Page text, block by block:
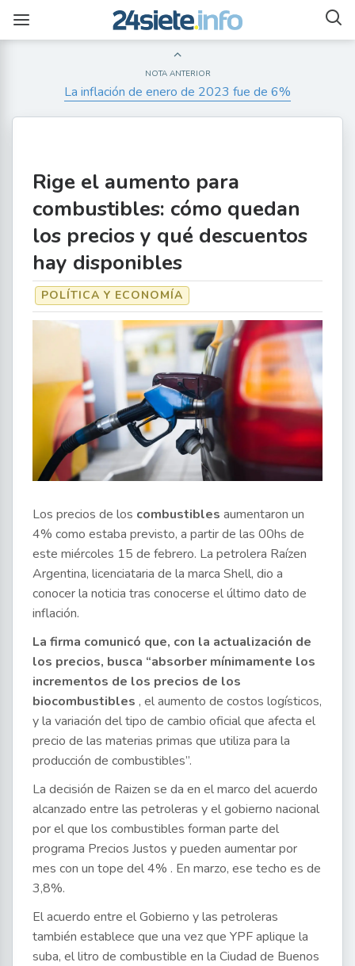
NOTA ANTERIOR
La inflación de enero de 2023 fue de 6%
Rige el aumento para
combustibles: cómo quedan
los precios y qué descuentos
hay disponibles
POLÍTICA Y ECONOMÍA
Los precios de los combustibles aumentaron un
4% como estaba previsto, a partir de las 00hs de
este miércoles 15 de febrero. La petrolera Raízen
Argentina, licenciataria de la marca Shell, dio a
conocer la noticia tras conocerse el último dato de
inflación.
La firma comunicó que, con la actualización de
los precios, busca “absorber mínimamente los
incrementos de los precios de los
biocombustibles , el aumento de costos logísticos,
y la variación del tipo de cambio oficial que afecta el
precio de las materias primas que utiliza para la
producción de combustibles”.
La decisión de Raizen se da en el marco del acuerdo
alcanzado entre las petroleras y el gobierno nacional
por el que los combustibles forman parte del
programa Precios Justos y pueden aumentar por
mes con un tope del 4% . En marzo, ese techo es de
3,8%.
El acuerdo entre el Gobierno y las petroleras
también establece que una vez que YPF aplique la
suba, el litro de combustible en la Ciudad de Buenos